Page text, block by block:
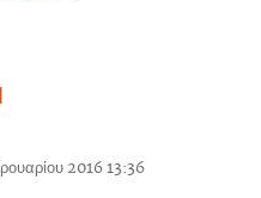
2016 13:36